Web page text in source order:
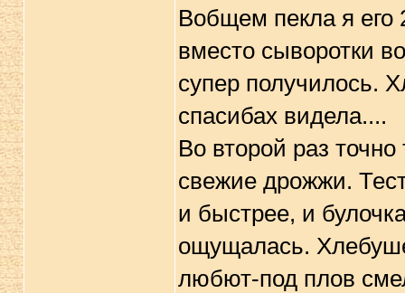
Вобщем пекла я его
вместо сыворотки
супер получилось.
спасибах видела....
Во второй раз
свежие дрожжи.
и быстрее, и
ощущалась.
любют-под плов